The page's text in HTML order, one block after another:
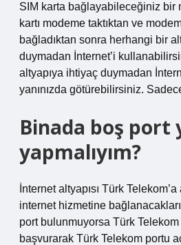
SIM karta bağlayabileceğiniz bir
kartı modeme taktıktan ve
bağladıktan sonra herhangi bir
duymadan İnternet’i
altyapıya ihtiyaç duymadan
yanınızda götürebilirsiniz.
Binada boş port
yapmalıyım?
İnternet altyapısı Türk
internet hizmetine
port bulunmuyorsa Türk
başvurarak Türk Telekom portu